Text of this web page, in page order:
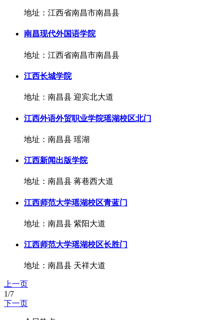
地址：江西省南昌市南昌县
南昌现代外国语学院
地址：江西省南昌市南昌县
江西长城学院
地址：南昌县 迎宾北大道
江西外语外贸职业学院瑶湖校区北门
地址：南昌县 瑶湖
江西新闻出版学院
地址：南昌县 蒋巷西大道
江西师范大学瑶湖校区青蓝门
地址：南昌县 紫阳大道
江西师范大学瑶湖校区长胜门
地址：南昌县 天祥大道
上一页
1/7
下一页